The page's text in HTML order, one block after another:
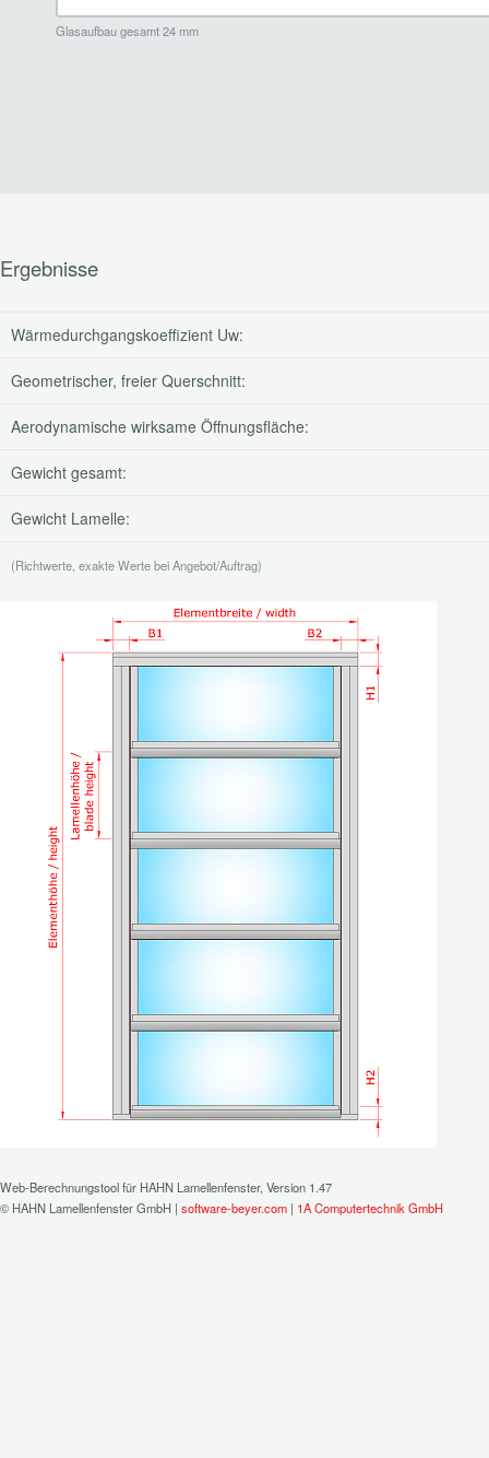
Glasaufbau gesamt 24 mm
Ergebnisse
Wärmedurchgangskoeffizient Uw:
Geometrischer, freier Querschnitt:
Aerodynamische wirksame Öffnungsfläche:
Gewicht gesamt:
Gewicht Lamelle:
(Richtwerte, exakte Werte bei Angebot/Auftrag)
Web-Berechnungstool für HAHN Lamellenfenster, Version 1.47
© HAHN Lamellenfenster GmbH | software-beyer.com | 1A Computertechnik GmbH